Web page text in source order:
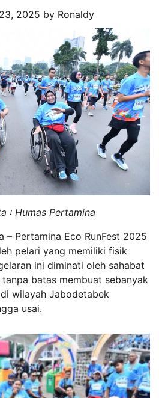
2025 by Ronaldy
: Humas Pertamina
– Pertamina Eco RunFest 2025
pelari yang memiliki fisik
ini diminati oleh sahabat
batas membuat sebanyak
wilayah Jabodetabek
usai.